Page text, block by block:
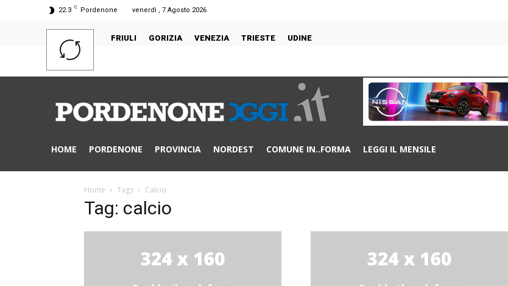
22.3 C Pordenone venerdì , 7 Agosto 2026
FRIULI GORIZIA VENEZIA TRIESTE UDINE
HOME PORDENONE PROVINCIA NORDEST COMUNE IN..FORMA LEGGI IL MENSILE
Home Tags Calcio
Tag: calcio